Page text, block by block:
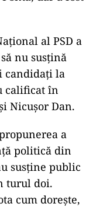
al PSD a
nu susțină
candidați la
calificat în
Nicușor Dan.
a
politică din
susține public
turul doi.
cum dorește,